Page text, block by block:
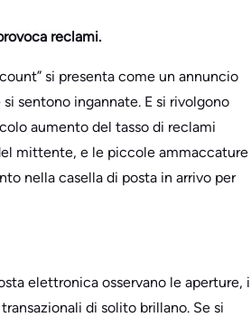
reclami.
si presenta come un annuncio
sentono ingannate. E si rivolgono
aumento del tasso di reclami
mittente, e le piccole ammaccature
nella casella di posta in arrivo per
elettronica osservano le aperture, i
di solito brillano. Se si